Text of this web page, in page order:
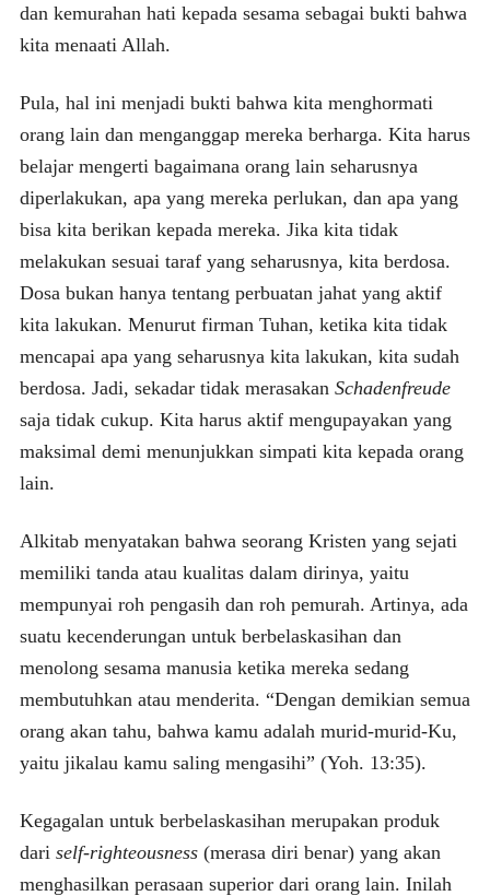
dan kemurahan hati kepada sesama sebagai bukti bahwa
kita menaati Allah.
Pula, hal ini menjadi bukti bahwa kita menghormati
orang lain dan menganggap mereka berharga. Kita harus
belajar mengerti bagaimana orang lain seharusnya
diperlakukan, apa yang mereka perlukan, dan apa yang
bisa kita berikan kepada mereka. Jika kita tidak
melakukan sesuai taraf yang seharusnya, kita berdosa.
Dosa bukan hanya tentang perbuatan jahat yang aktif
kita lakukan. Menurut firman Tuhan, ketika kita tidak
mencapai apa yang seharusnya kita lakukan, kita sudah
berdosa. Jadi, sekadar tidak merasakan Schadenfreude
saja tidak cukup. Kita harus aktif mengupayakan yang
maksimal demi menunjukkan simpati kita kepada orang
lain.
Alkitab menyatakan bahwa seorang Kristen yang sejati
memiliki tanda atau kualitas dalam dirinya, yaitu
mempunyai roh pengasih dan roh pemurah. Artinya, ada
suatu kecenderungan untuk berbelaskasihan dan
menolong sesama manusia ketika mereka sedang
membutuhkan atau menderita. “Dengan demikian semua
orang akan tahu, bahwa kamu adalah murid-murid-Ku,
yaitu jikalau kamu saling mengasihi” (Yoh. 13:35).
Kegagalan untuk berbelaskasihan merupakan produk
dari self-righteousness(merasa diri benar) yang akan
menghasilkan perasaan superior dari orang lain. Inilah